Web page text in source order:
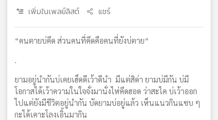
เพิ่มในเพลย์ลิสต์ แชร์
“คนตายบ่คึด ส่วนคนที่คึดคือคนที่ยังบ่ตาย”
.
ยามอยู่นำกันบ่เคยเฮ็ดดีเว้าดีนำ มีแต่สิด่า ยามบ่มีกัน บ่มี
โอกาสได้เว้าความในใจจั่งมานั่งไห่คึดฮอด ว่าสะไค บ่เว้าออก
ไปแต่ยังมีชีวิตอยู่นำกัน บัดยามบ่อยู่แล้ว เห็นแนวกินแซบ ๆ
กะได้เคาะโลงเอิ้นมากิน